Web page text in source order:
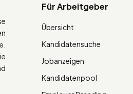
Für Arbeitgeber
Übersicht
Kandidatensuche
Jobanzeigen
Kandidatenpool